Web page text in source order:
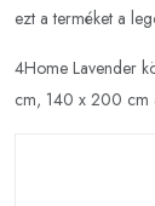
ezt a terméket a
4Home Lavender
cm, 140 x 200 cm